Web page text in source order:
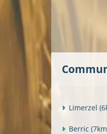
Limerzel
Berric